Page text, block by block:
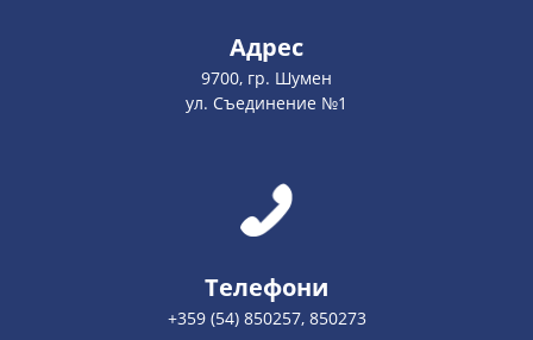
Адрес
9700, гр. Шумен
ул. Съединение №1
Телефони
+359 (54) 850257, 850273